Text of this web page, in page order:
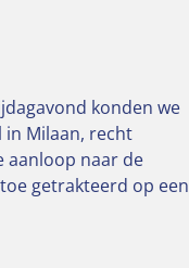
konden we
Milaan, recht
aanloop naar de
getrakteerd op een